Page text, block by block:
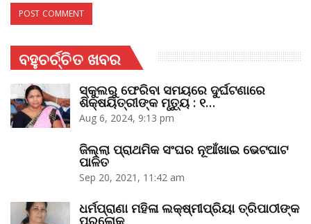
ବହୁଚର୍ଚ୍ଚିତ ଖବର
ସ୍କୁଲରୁ ଫେରିବା ସମୟରେ ଦୁର୍ଘଟଣାରେ
ଶିକ୍ଷୟିତ୍ରୀଙ୍କ ମୃତ୍ୟୁ : ୧…
Aug 6, 2024, 9:13 pm
ଜିଲ୍ଲା ପ୍ରାଥମିକ ସଂଘର ନୂଆଁଖାଇ ଭେଟଘାଟ
ପାଳିତ
Sep 20, 2021, 11:42 am
ଧର୍ମପ୍ରାଣା ମହିଳା ଲକ୍ଷ୍ମୀପ୍ରିୟା ତ୍ରିପାଠୀଙ୍କ